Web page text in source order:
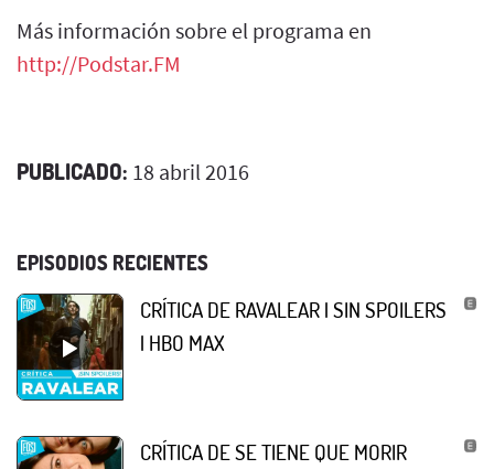
Más información sobre el programa en
http://Podstar.FM
PUBLICADO: 18 abril 2016
EPISODIOS RECIENTES
CRÍTICA DE RAVALEAR | SIN SPOILERS
| HBO MAX
CRÍTICA DE SE TIENE QUE MORIR